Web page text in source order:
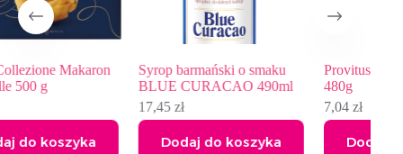
Syrop barmański o smaku
BLUE CURACAO 490ml
Dodaj do koszyka
Provitus Buraczki zasmażane,
480g
Dodaj do koszyka